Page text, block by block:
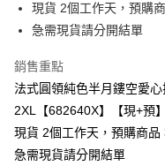
悠遊付
Google Pay
全支付
大哥付你分期
現貨 2個工作天，預購
急需現貨請分開結單
銷售重點
法式圓領純色半月鏤空愛
2XL【682640X】【現+
現貨 2個工作天，預購商
急需現貨請分開結單